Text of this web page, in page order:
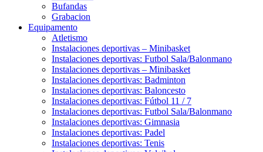
Bufandas
Grabacion
Equipamento
Atletismo
Instalaciones deportivas – Minibasket
Instalaciones deportivas: Futbol Sala/Balonmano
Instalaciones deportivas – Minibasket
Instalaciones deportivas: Badminton
Instalaciones deportivas: Baloncesto
Instalaciones deportivas: Fútbol 11 / 7
Instalaciones deportivas: Futbol Sala/Balonmano
Instalaciones deportivas: Gimnasia
Instalaciones deportivas: Padel
Instalaciones deportivas: Tenis